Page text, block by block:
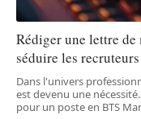
Rédiger une lettre
séduire les recruteurs
Dans l'univers
est devenu une
pour un poste en BTS